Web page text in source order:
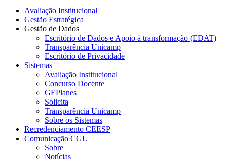
Avaliação Institucional
Gestão Estratégica
Gestão de Dados
Escritório de Dados e Apoio à transformação (EDAT)
Transparência Unicamp
Escritório de Privacidade
Sistemas
Avaliação Institucional
Concurso Docente
GEPlanes
Solicita
Transparência Unicamp
Sobre os Sistemas
Recredenciamento CEESP
Comunicação CGU
Sobre
Notícias